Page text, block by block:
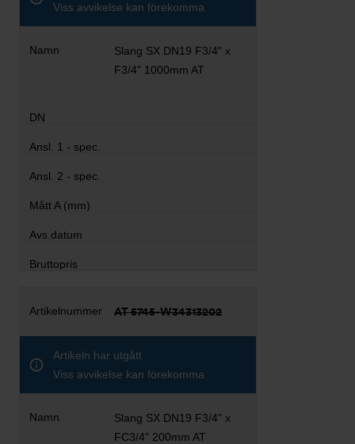
Viss avvikelse kan förekomma
Slang SX DN19 F3/4" x
F3/4" 1000mm AT
AT 5745-W34313202
Artikeln har utgått
Viss avvikelse kan förekomma
Slang SX DN19 F3/4" x
FC3/4" 200mm AT